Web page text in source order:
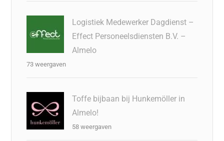
Logistiek Medewerker Dagdienst –
Effect Personeelsdiensten B.V. –
Almelo
73 weergaven
Toffe bijbaan bij Hunkemöller in
Almelo!
58 weergaven